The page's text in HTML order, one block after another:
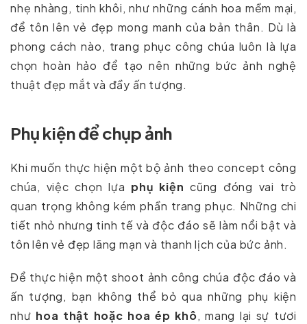
nhẹ nhàng, tinh khôi, như những cánh hoa mềm mại,
để tôn lên vẻ đẹp mong manh của bản thân. Dù là
phong cách nào, trang phục công chúa luôn là lựa
chọn hoàn hảo để tạo nên những bức ảnh nghệ
thuật đẹp mắt và đầy ấn tượng.
Phụ kiện để chụp ảnh
Khi muốn thực hiện một bộ ảnh theo concept công
chúa, việc chọn lựa phụ kiện cũng đóng vai trò
quan trọng không kém phần trang phục. Những chi
tiết nhỏ nhưng tinh tế và độc đáo sẽ làm nổi bật và
tôn lên vẻ đẹp lãng mạn và thanh lịch của bức ảnh.
Để thực hiện một shoot ảnh công chúa độc đáo và
ấn tượng, bạn không thể bỏ qua những phụ kiện
như hoa thật hoặc hoa ép khô, mang lại sự tươi